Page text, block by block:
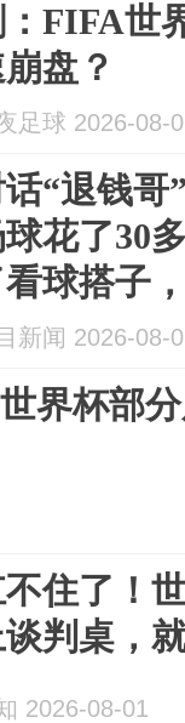
：FIFA世
盘？
足球 2026-08-
“退钱哥
花了30
看球搭子
新闻 2026-08-
界杯部
住了！
判桌，
2026-08-01